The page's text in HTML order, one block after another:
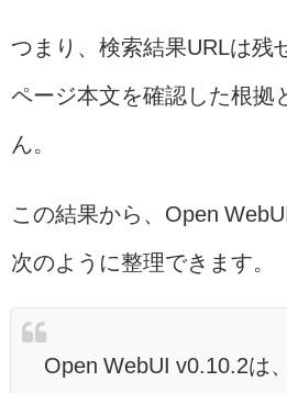
つまり、検索結果URLは残
ページ本文を確認した根拠
ん。
この結果から、Open
次のように整理できます。
Open WebUI v0.10.2は